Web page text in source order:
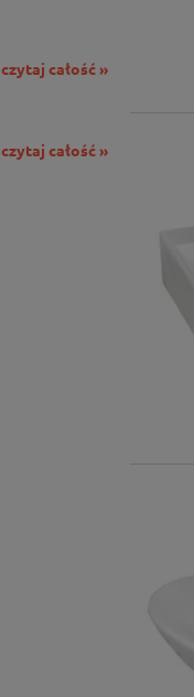
czytaj całość »
czytaj całość »